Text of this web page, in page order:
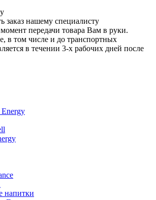
заказ нашему специалисту
передачи товара Вам в руки.
в том числе и до транспортных
в течении 3-х рабочих дней после
напитки